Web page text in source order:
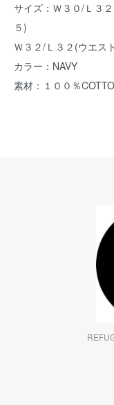
サイズ：Ｗ３０/Ｌ３
５)
Ｗ３２/Ｌ３２(ウエス
カラー：NAVY
素材：１００％